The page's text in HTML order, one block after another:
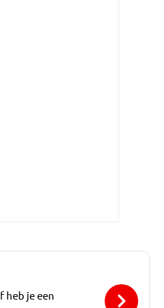
heb je een